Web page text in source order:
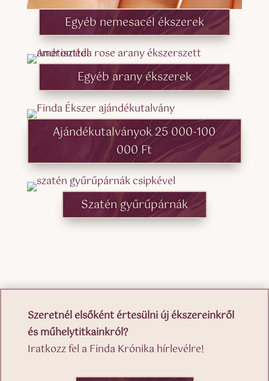
Egyéb nemesacél ékszerek
Egyéb arany ékszerek
Ajándékutalványok 25 000-100
000 Ft
Szatén gyűrűpárnák
Szeretnél elsőként értesülni új ékszereinkről
és műhelytitkainkról?
Iratkozz fel a Finda Krónika hírlevélre!